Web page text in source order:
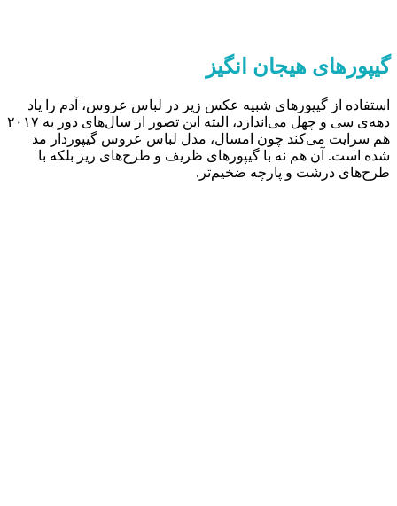
گیپورهای هیجان انگیز
استفاده از گیپورهای شبیه عکس زیر در لباس عروس، آدم را یاد
دهه‌ی سی و چهل می‌اندازد، البته این تصور از سال‌های دور به ۲۰۱۷
هم سرایت می‌کند چون امسال، مدل لباس عروس گیپوردار مد
شده است. آن‌ هم نه با گیپورهای ظریف و طرح‌های ریز بلکه با
طرح‌های درشت و پارچه ضخیم‌تر.